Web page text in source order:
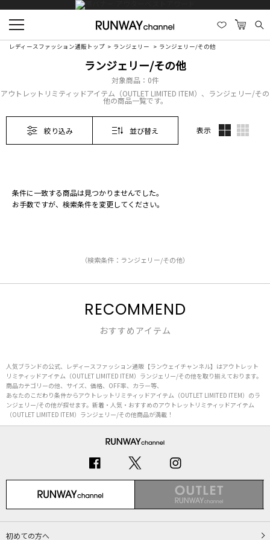
レディースファッション通販トップ ランジェリー ランジェリー/その他
ランジェリー/その他
対象商品： 0件
アウトレットリミティッドアイテム（OUTLET LIMITED ITEM）、ランジェリー/その
他の商品一覧です。
絞り込み 並び替え 表示
条件に一致する商品は見つかりませんでした。
お手数ですが、検索条件を変更してください。
（検索条件：ランジェリー/その他）
RECOMMEND
おすすめアイテム
人気ブランドの公式、レディースファッション通販【ランウェイチャンネル】はアウトレット
リミティッドアイテム（OUTLET LIMITED ITEM）ランジェリー/その他を取り揃えております。
商品カテゴリーの他、サイズ、価格、OFF率、カラー等、
あなたのこだわり条件からアウトレットリミティッドアイテム（OUTLET LIMITED ITEM）のラ
ンジェリー/その他が探せます。新着・人気・おすすめのアウトレットリミティッドアイテム
（OUTLET LIMITED ITEM）ランジェリー/その他商品が満載！
初めての方へ